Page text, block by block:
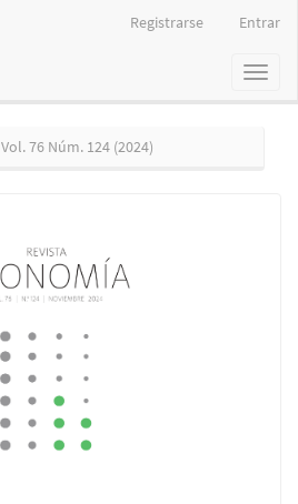
Registrarse Entrar
Toggle
Vol. 76 Núm. 124 (2024)